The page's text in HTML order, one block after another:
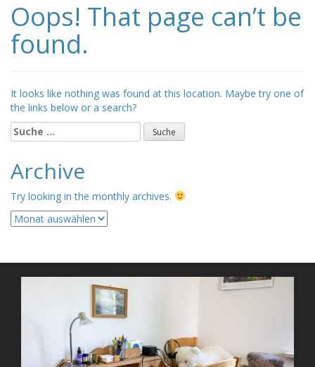
to
content
Oops! That page can’t be
found.
It looks like nothing was found at this location. Maybe try one of
the links below or a search?
Suche
nach:
Archive
Try looking in the monthly archives.
Archive